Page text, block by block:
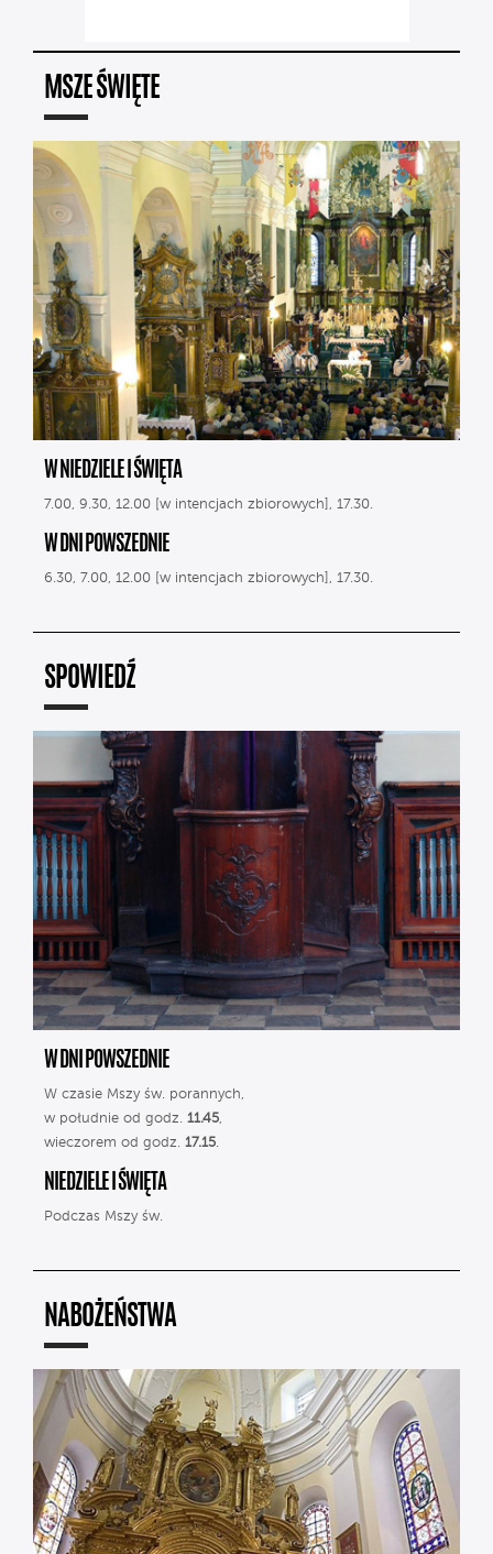
MSZE ŚWIĘTE
W NIEDZIELE I ŚWIĘTA
7.00, 9.30, 12.00 [w intencjach zbiorowych], 17.30.
W DNI POWSZEDNIE
6.30, 7.00, 12.00 [w intencjach zbiorowych], 17.30.
SPOWIEDŹ
W DNI POWSZEDNIE
W czasie Mszy św. porannych,
w południe od godz. 11.45
wieczorem od godz. 17.15
NIEDZIELE I ŚWIĘTA
Podczas Mszy św.
NABOŻEŃSTWA